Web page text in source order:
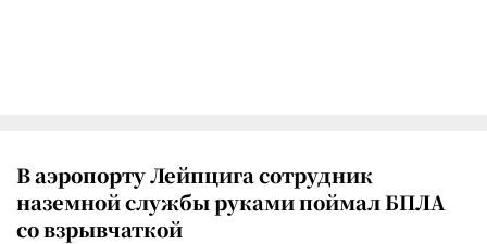
В аэропорту Лейпцига сотрудник
наземной службы руками поймал БПЛА
со взрывчаткой